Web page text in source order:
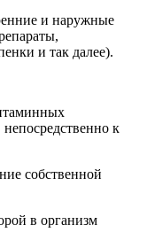
и наружные
и так далее).
к
собственной
в организм